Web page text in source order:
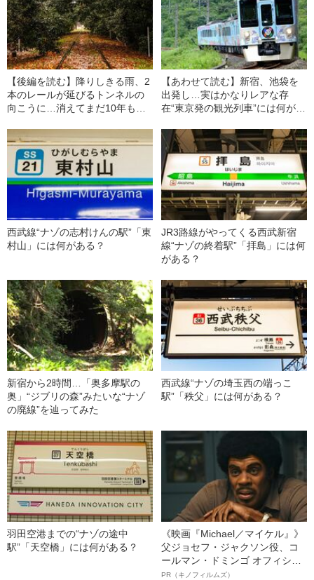
【後編を読む】降りしきる雨、2
本のレールが延びるトンネルの
向こうに…消えてまだ10年も経
線」跡で待っていた“行く末”
【あわせて読む】新宿、池袋を
出発し…実はかなりレアな存
在“東京発の観光列車”には何があ
西武線“ナゾの志村けんの駅”「東
村山」には何がある？
JR3路線がやってくる西武新宿
線“ナゾの終着駅”「拝島」には何
がある？
新宿から2時間…「奥多摩駅の
奥」“ジブリの森”みたいな“ナゾ
の廃線”を辿ってみた
西武線“ナゾの埼玉西の端っこ
駅”「秩父」には何がある？
羽田空港までの“ナゾの途中
駅”「天空橋」には何がある？
《映画『Michael／マイケル』》
父ジョセフ・ジャクソン役、コ
ールマン・ドミンゴ オフィシャ
ルインタビュー“観客を魅了した
PR（キノフィルムズ）